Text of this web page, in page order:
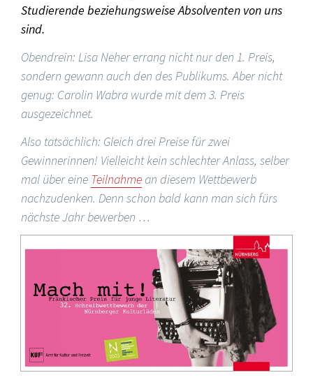
Studierende beziehungsweise Absolventen von uns
sind.
Obendrein: Lisa Neher errang nicht nur den 1. Preis,
sondern gewann auch den des Publikums. Aber nicht
genug: Carolin Wabra wurde mit dem 3. Preis
ausgezeichnet.
Also tatsächlich: Gleich drei Preise für zwei
Gewinnerinnen! Vielleicht kein schlechter Anlass, selber
mal über eine Teilnahmean diesem Wettbewerb
nachzudenken. Denn schon bald kann man sich fürs
nächste Jahr bewerben …